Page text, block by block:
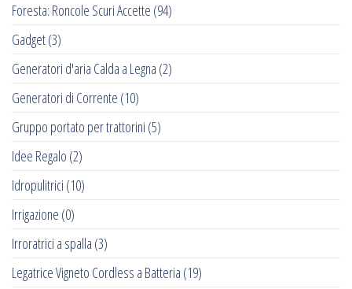
Foresta: Roncole Scuri Accette (94)
Gadget(3)
Generatori d'aria Calda a Legna (2)
Generatori di Corrente (10)
Gruppo portato per trattorini (5)
Idee Regalo (2)
Idropulitrici (10)
Irrigazione (0)
Irroratrici a spalla (3)
Legatrice Vigneto Cordless a Batteria (19)